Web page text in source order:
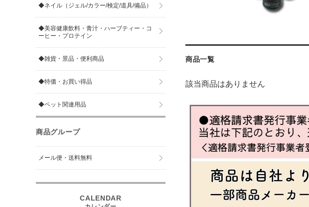
商品一覧
該当商品はありません
◆ネイル（ジェル/カラー/検定/道具/備品）
◆美容健康飲料・青汁・ハーブティー・コ
ーヒー・プロテイン
◆雑貨・景品・便利商品
◆特価・お買い得品
◆ペット関連用品
商品グループ
メール便・送料無料